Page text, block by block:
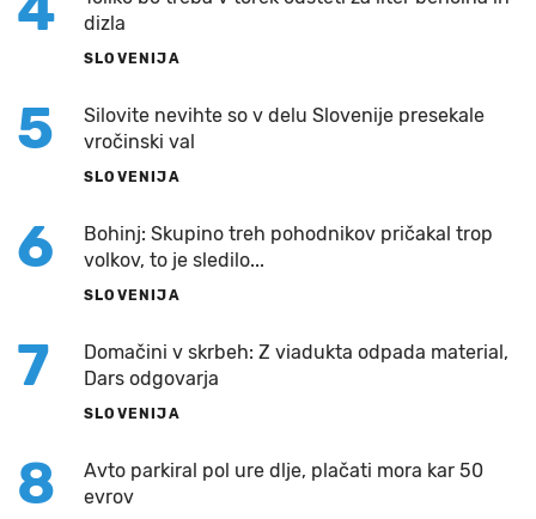
dizla
SLOVENIJA
5
Silovite nevihte so v delu Slovenije presekale
vročinski val
SLOVENIJA
6
Bohinj: Skupino treh pohodnikov pričakal trop
volkov, to je sledilo...
SLOVENIJA
7
Domačini v skrbeh: Z viadukta odpada material,
Dars odgovarja
SLOVENIJA
8
Avto parkiral pol ure dlje, plačati mora kar 50
evrov